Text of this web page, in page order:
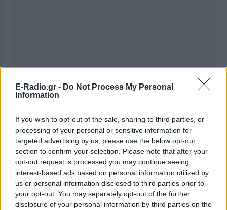
E-Radio.gr - Do Not Process My Personal
Information
If you wish to opt-out of the sale, sharing to third parties, or
processing of your personal or sensitive information for
targeted advertising by us, please use the below opt-out
section to confirm your selection. Please note that after your
opt-out request is processed you may continue seeing
interest-based ads based on personal information utilized by
us or personal information disclosed to third parties prior to
your opt-out. You may separately opt-out of the further
disclosure of your personal information by third parties on the
Ακολουθήστε το E-Radio.gr στοGoogle News
και μάθετε πρώτοιτα πιο hot νέα.
Διαβάστε περισσότερα θέματα γιαΜόδα,
Ομορφιά,Σχέσειςκαι φυσικά Celebritiesστο νέο
Pink.gr!